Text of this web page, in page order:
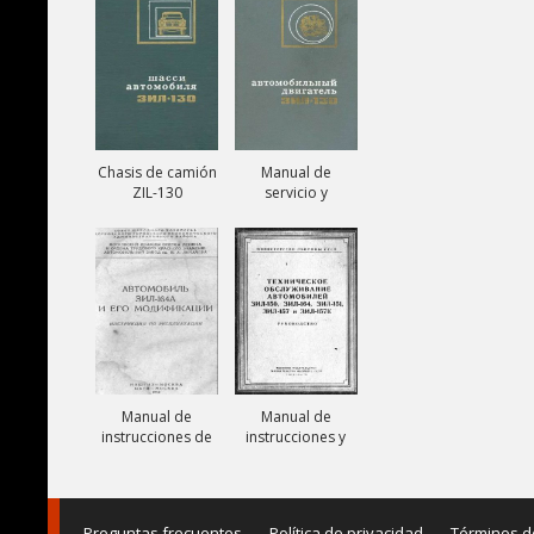
131V
Chasis de camión
ZIL-130
Manual de
servicio y
motor ZIL-130
Manual de
instrucciones de
Manual de
instrucciones y
150, ZIL-151, ZIL-